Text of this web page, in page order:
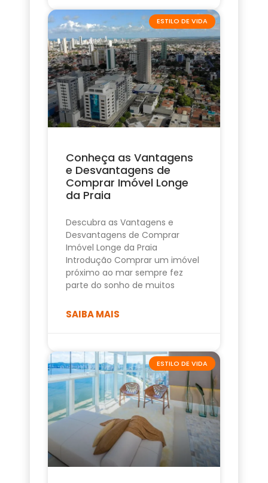
ESTILO DE VIDA
Conheça as Vantagens
e Desvantagens de
Comprar Imóvel Longe
da Praia
Descubra as Vantagens e
Desvantagens de Comprar
Imóvel Longe da Praia
Introdução Comprar um imóvel
próximo ao mar sempre fez
parte do sonho de muitos
SAIBA MAIS
ESTILO DE VIDA